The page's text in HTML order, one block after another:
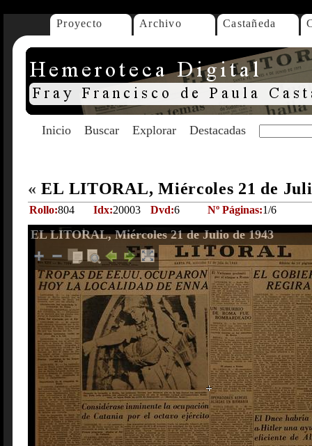
Proyecto Archivo Castañeda
Inicio Buscar Explorar Destacadas
« EL LITORAL, Miércoles 21 de
Rollo:804 Idx:20003 Dvd:6 Nº Páginas:1/6
EL LITORAL, Miércoles 21 de Julio de 1943